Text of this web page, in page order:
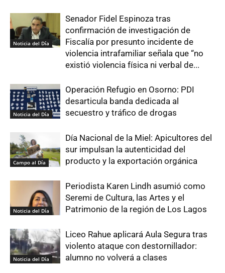
Noticia del Día
Senador Fidel Espinoza tras
confirmación de investigación de
Fiscalía por presunto incidente de
violencia intrafamiliar señala que “no
existió violencia física ni verbal de...
Noticia del Día
Operación Refugio en Osorno: PDI
desarticula banda dedicada al
secuestro y tráfico de drogas
Campo al Día
Día Nacional de la Miel: Apicultores del
sur impulsan la autenticidad del
producto y la exportación orgánica
Noticia del Día
Periodista Karen Lindh asumió como
Seremi de Cultura, las Artes y el
Patrimonio de la región de Los Lagos
Noticia del Día
Liceo Rahue aplicará Aula Segura tras
violento ataque con destornillador:
alumno no volverá a clases